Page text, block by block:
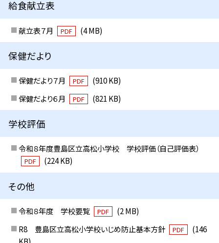
給食献立表
献立表７月 PDF (4 MB)
保健だより
保健だより７月 PDF
(910 KB)
保健だより６月
PDF (821 KB)
学校評価
令和８年度豊島区立高松小学校 学校評価（自己評価表）
PDF (224 KB)
その他
令和８年度 学校要覧 PDF
(2 MB)
R8 豊島区立高松小学校いじめ防止基本方針
PDF
(146
KB)